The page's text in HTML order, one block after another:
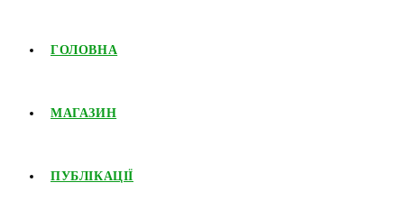
ГОЛОВНА
МАГАЗИН
ПУБЛІКАЦІЇ